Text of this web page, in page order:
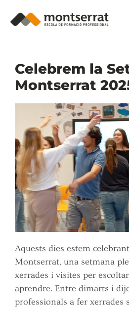
Celebrem la
Montserrat
Aquests dies estem
Montserrat, una setmana
xerrades i visites per
aprendre. Entre dimarts i
professionals a fer xerrades